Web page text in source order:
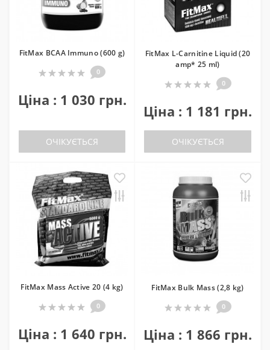
FitMax BCAA Immuno (600 g)
0
Ціна : 1 030 грн.
ОЧІКУЄТЬСЯ
FitMax L-Carnitine Liquid (20
amp* 25 ml)
0
Ціна : 1 181 грн.
ОЧІКУЄТЬСЯ
FitMax Mass Active 20 (4 kg)
0
Ціна : 1 640 грн.
FitMax Bulk Mass (2,8 kg)
0
Ціна : 1 866 грн.